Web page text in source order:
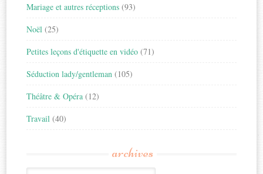
Mariage et autres réceptions (93)
Noël (25)
Petites leçons d'étiquette en vidéo (71)
Séduction lady/gentleman (105)
Théâtre & Opéra (12)
Travail (40)
archives